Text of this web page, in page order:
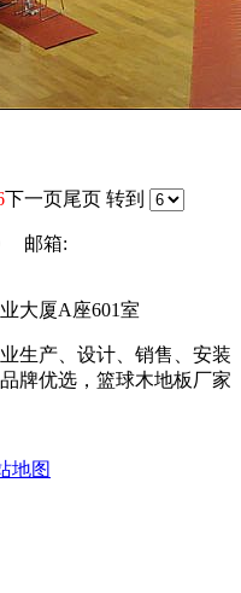
下一页尾页 转到
邮箱:
大厦A座601室
生产、设计、销售、安装
牌优选，篮球木地板厂家
地图